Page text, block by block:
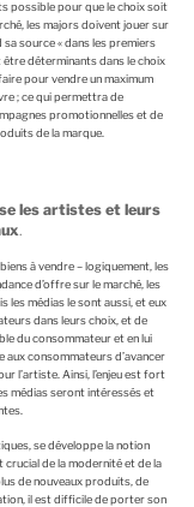
possible pour que le choix soit
les majors doivent jouer sur
sa source « dans les premiers
déterminants dans le choix
pour vendre un maximum
; ce qui permettra de
promotionnelles et de
de la marque.
les artistes et leurs
.
à vendre – logiquement, les
d’offre sur le marché, les
les médias le sont aussi, et eux
dans leurs choix, et de
du consommateur et en lui
consommateurs d’avancer
l’artiste. Ainsi, l’enjeu est fort
médias seront intéressés et
se développe la notion
crucial de la modernité et de la
de nouveaux produits, de
il est difficile de porter son